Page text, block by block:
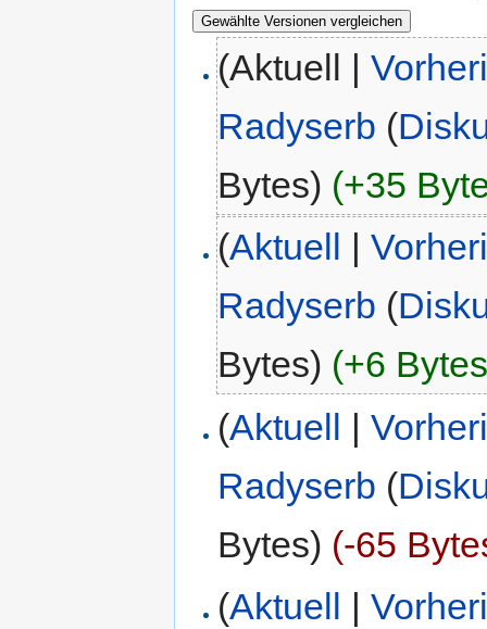
(Aktuell |
Radyserb (
Bytes) (+35
(Aktuell |
Radyserb (
Bytes) (+6
(Aktuell |
Radyserb (
Bytes) (-65
(Aktuell |